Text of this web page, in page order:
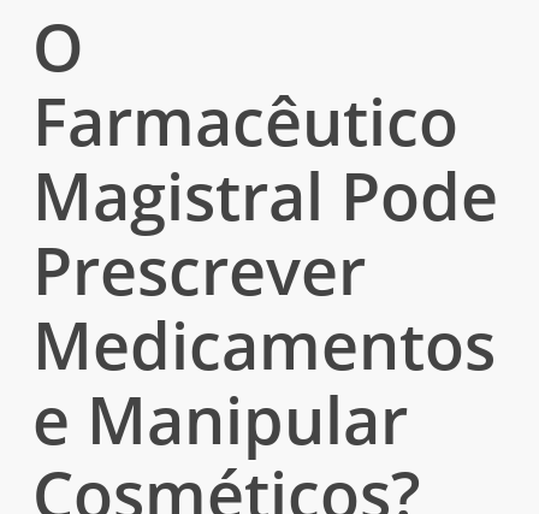
O
Farmacêutico
Magistral Pode
Prescrever
Medicamentos
e Manipular
Cosméticos?